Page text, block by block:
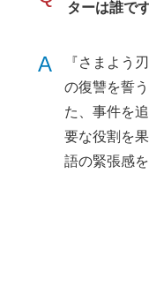
ターは誰で
A
『さまよう
の復讐を誓
た、事件を
要な役割を
語の緊張感